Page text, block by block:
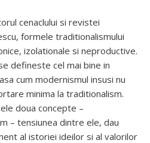
cenaclului si revistei
formele traditionalismului
izolationale si neproductive.
defineste cel mai bine in
cum modernismul insusi nu
minima la traditionalism.
doua concepte –
– tensiunea dintre ele, dau
al istoriei ideilor si al valorilor